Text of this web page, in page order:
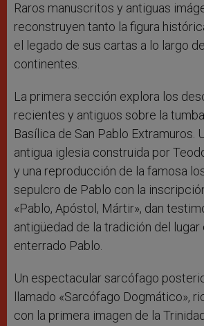
Raros manuscritos y antiguas
reconstruyen tanto la figura
el legado de sus cartas a lo largo
continentes.
La primera sección explora los
recientes y antiguos sobre la
Basílica de San Pablo Extramuros.
antigua iglesia construida por
y una reproducción de la famosa
sepulcro de Pablo con la
«Pablo, Apóstol, Mártir», dan
antigüedad de la tradición del lugar
enterrado Pablo.
Un espectacular sarcófago
llamado «Sarcófago Dogmático»,
con la primera imagen de la